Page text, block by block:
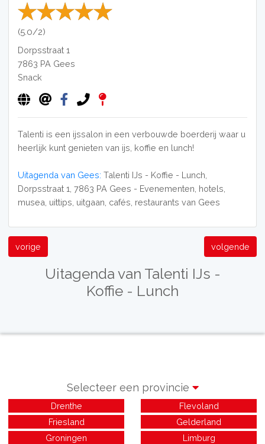
(5.0/2)
Dorpsstraat 1
7863 PA Gees
Snack
Talenti is een ijssalon in een verbouwde boerderij waar u
heerlijk kunt genieten van ijs, koffie en lunch!
Uitagenda van Gees: Talenti IJs - Koffie - Lunch,
Dorpsstraat 1, 7863 PA Gees - Evenementen, hotels,
musea, uittips, uitgaan, cafés, restaurants van Gees
vorige volgende
Uitagenda van Talenti IJs -
Koffie - Lunch
Selecteer een provincie
Drenthe
Flevoland
Friesland
Gelderland
Groningen
Limburg